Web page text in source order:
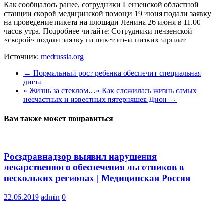
Как сообщалось ранее, сотрудники Пензенской областной
станции скорой медицинской помощи 19 июня подали заявку
на проведение пикета на площади Ленина 26 июня в 11.00
часов утра. Подробнее читайте: Сотрудники пензенской
«скорой» подали заявку на пикет из-за низких зарплат
Источник: medrussia.org
← Нормальный рост ребенка обеспечит специальная
диета
» Жизнь за стеклом…» Как сложилась жизнь самых
несчастных и известных пятерняшек Дион →
Вам также может понравиться
Росздравнадзор выявил нарушения
лекарственного обеспечения льготников в
нескольких регионах | Медицинская Россия
22.06.2019 admin 0